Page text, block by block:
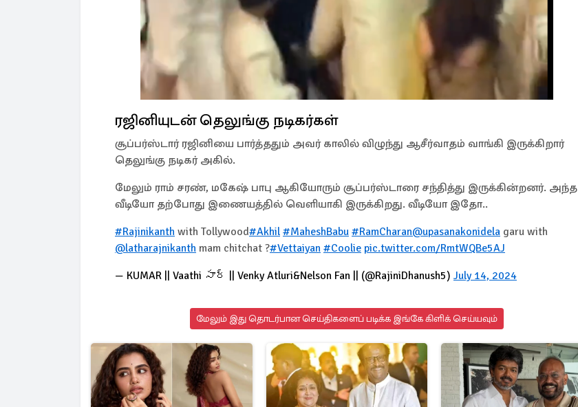
ரஜினியுடன் தெலுங்கு நடிகர்கள்
சூப்பர்ஸ்டார் ரஜினியை பார்த்ததும் அவர் காலில் விழுந்து ஆசீர்வாதம் வாங்கி இருக்கிறார்
தெலுங்கு நடிகர் அகில்.
மேலும் ராம் சரண், மகேஷ் பாபு ஆகியோரும் சூப்பர்ஸ்டாரை சந்தித்து இருக்கின்றனர். அந்த
வீடியோ தற்போது இணையத்தில் வெளியாகி இருக்கிறது. வீடியோ இதோ..
#Rajinikanth with Tollywood#Akhil #MaheshBabu #RamCharan@upasanakonidela garu with
@latharajnikanth mam chitchat ?#Vettaiyan #Coolie pic.twitter.com/RmtWQBe5AJ
— KUMAR || Vaathi సార్ || Venky Atluri&Nelson Fan || (@RajiniDhanush5) July 14, 2024
மேலும் இது தொடர்பான செய்திகளைப் படிக்க இங்கே கிளிக் செய்யவும்